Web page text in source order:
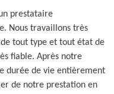
prestataire
Nous travaillons très
tout type et tout état de
fiable. Après notre
durée de vie entièrement
de notre prestation en